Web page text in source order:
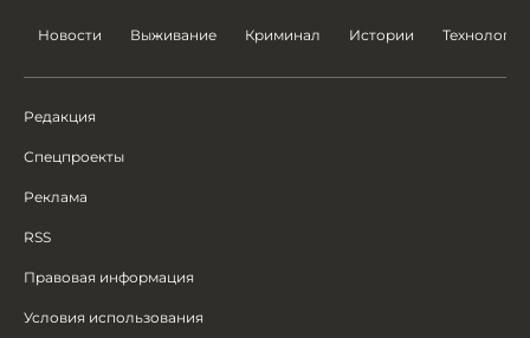
Новости Выживание Криминал Истории Технологии
Редакция
Спецпроекты
Реклама
RSS
Правовая информация
Условия использования